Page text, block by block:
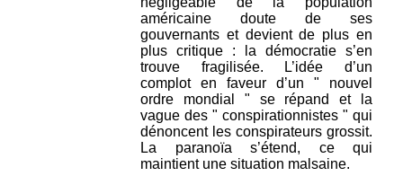
américaine doute de ses
gouvernants et devient de plus en
plus critique : la démocratie s’en
trouve fragilisée. L’idée d’un
complot en faveur d’un " nouvel
ordre mondial " se répand et la
vague des " conspirationnistes " qui
dénoncent les conspirateurs grossit.
La paranoïa s’étend, ce qui
maintient une situation malsaine.